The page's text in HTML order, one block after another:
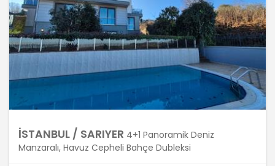
aktarılması, elde edilebilir hale
getirilmesi, sınıflandırılması veya
kullanılmasının engellenmesi gibi
veriler üzerinde gerçekleştirilen her
türlü işlemi kapsamaktadır.
MASTERTURK FRANCHİSİNG
GAYRİMENKUL SATIŞ VE PAZARLAMA
ancak ilgili kişilerin açık rızası ile
işleyecektir Ancak, aşağıdaki
İSTANBUL / SARIYER 4+1 Panoramik Deniz
Manzaralı, Havuz Cepheli Bahçe Dubleksi